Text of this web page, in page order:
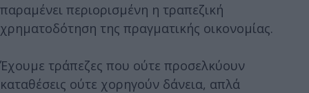
παραμένει περιορισμένη η τραπεζική
χρηματοδότηση της πραγματικής οικονομίας.
Έχουμε τράπεζες που ούτε προσελκύουν
καταθέσεις ούτε χορηγούν δάνεια, απλά